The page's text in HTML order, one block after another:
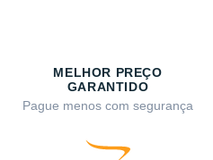
MELHOR PREÇO
GARANTIDO
Pague menos com segurança